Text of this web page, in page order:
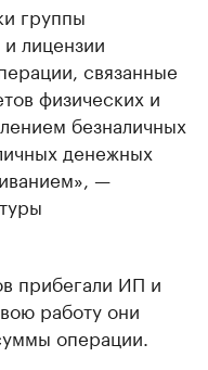
группы
лицензии
связанные
физических и
безналичных
денежных
—
прибегали ИП и
работу они
операции.